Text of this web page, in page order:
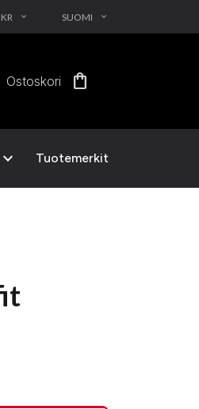
EXPAND_MORE SUOMI EXPAND_MORE
Ostoskori shopping_bag
expand_more Tuotemerkit